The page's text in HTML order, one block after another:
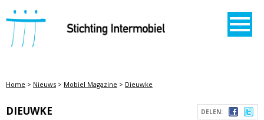
STICHTING INTERMOBIEL
Home > Nieuws > Mobiel Magazine > Dieuwke
DELEN:
DIEUWKE